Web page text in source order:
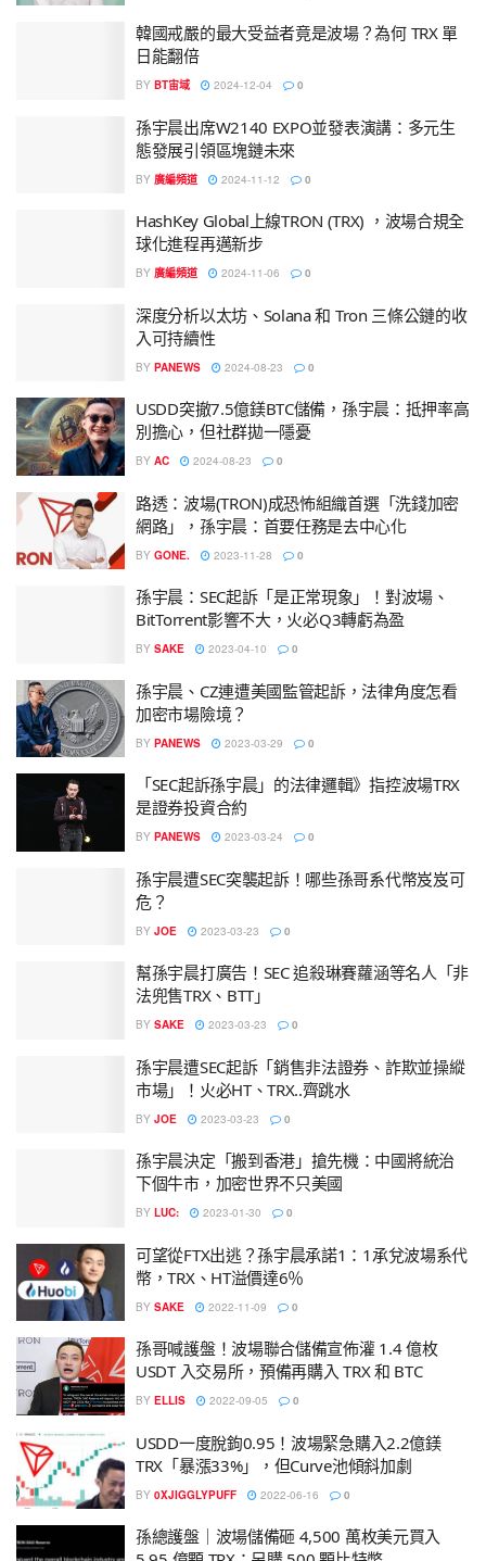
韓國戒嚴的最大受益者竟是波場？為何 TRX 單
日能翻倍
BY BT宙域 2024-12-04 0
孫宇晨出席W2140 EXPO並發表演講：多元生
態發展引領區塊鏈未來
BY 廣編頻道 2024-11-12 0
HashKey Global上線TRON (TRX) ，波場合規全
球化進程再邁新步
BY 廣編頻道 2024-11-06 0
深度分析以太坊、Solana 和 Tron 三條公鏈的收
入可持續性
BY PANEWS 2024-08-23 0
USDD突撤7.5億鎂BTC儲備，孫宇晨：抵押率高
別擔心，但社群拋一隱憂
BY AC 2024-08-23 0
路透：波場(TRON)成恐怖組織首選「洗錢加密
網路」，孫宇晨：首要任務是去中心化
BY GONE. 2023-11-28 0
孫宇晨：SEC起訴「是正常現象」！對波場、
BitTorrent影響不大，火必Q3轉虧為盈
BY SAKE 2023-04-10 0
孫宇晨、CZ連遭美國監管起訴，法律角度怎看
加密市場險境？
BY PANEWS 2023-03-29 0
「SEC起訴孫宇晨」的法律邏輯》指控波場TRX
是證券投資合約
BY PANEWS 2023-03-24 0
孫宇晨遭SEC突襲起訴！哪些孫哥系代幣岌岌可
危？
BY JOE 2023-03-23 0
幫孫宇晨打廣告！SEC 追殺琳賽蘿涵等名人「非
法兜售TRX、BTT」
BY SAKE 2023-03-23 0
孫宇晨遭SEC起訴「銷售非法證券、詐欺並操縱
市場」！火必HT、TRX..齊跳水
BY JOE 2023-03-23 0
孫宇晨決定「搬到香港」搶先機：中國將統治
下個牛市，加密世界不只美國
BY LUC: 2023-01-30 0
可望從FTX出逃？孫宇晨承諾1：1承兌波場系代
幣，TRX、HT溢價達6％
BY SAKE 2022-11-09 0
孫哥喊護盤！波場聯合儲備宣佈灌 1.4 億枚
USDT 入交易所，預備再購入 TRX 和 BTC
BY ELLIS 2022-09-05 0
USDD一度脫鉤0.95！波場緊急購入2.2億鎂
TRX「暴漲33%」，但Curve池傾斜加劇
BY 0XJIGGLYPUFF 2022-06-16 0
孫總護盤｜波場儲備砸 4,500 萬枚美元買入